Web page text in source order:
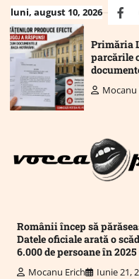
Skip
to
content
luni, august 10, 2026
Primăria
parcările
Mocanu
Românii încep să
Datele oficiale arată o
6.000 de persoane în 2025
Mocanu Erich Iunie 21,